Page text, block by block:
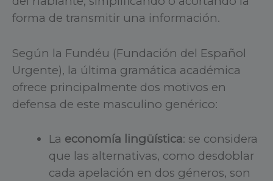
forma de transmitir una información.
Según la Fundéu (Fundación del Español
Urgente), la última gramática académica
ofrece principalmente dos motivos en
defensa de este masculino genérico:
La economía lingüística: se considera
que las alternativas, como desdoblar
cada apelación en dos géneros, son